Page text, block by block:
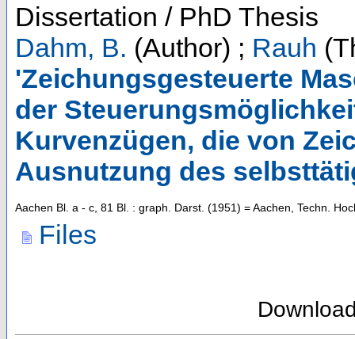
Dissertation / PhD Thesis
Dahm, B. (Author) ; Rauh
'Zeichungsgesteuerte
der
Kurvenzügen, die von
Ausnutzung des
Aachen Bl. a - c, 81 Bl. : graph. Darst. (1951) = Aachen, Techn.
Files